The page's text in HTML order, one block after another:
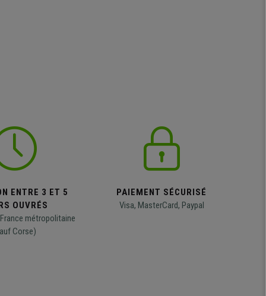
ENTRE 3 ET 5
OUVRÉS
métropolitaine
Corse)
PAIEMENT SÉCURISÉ
Visa, MasterCard, Paypal